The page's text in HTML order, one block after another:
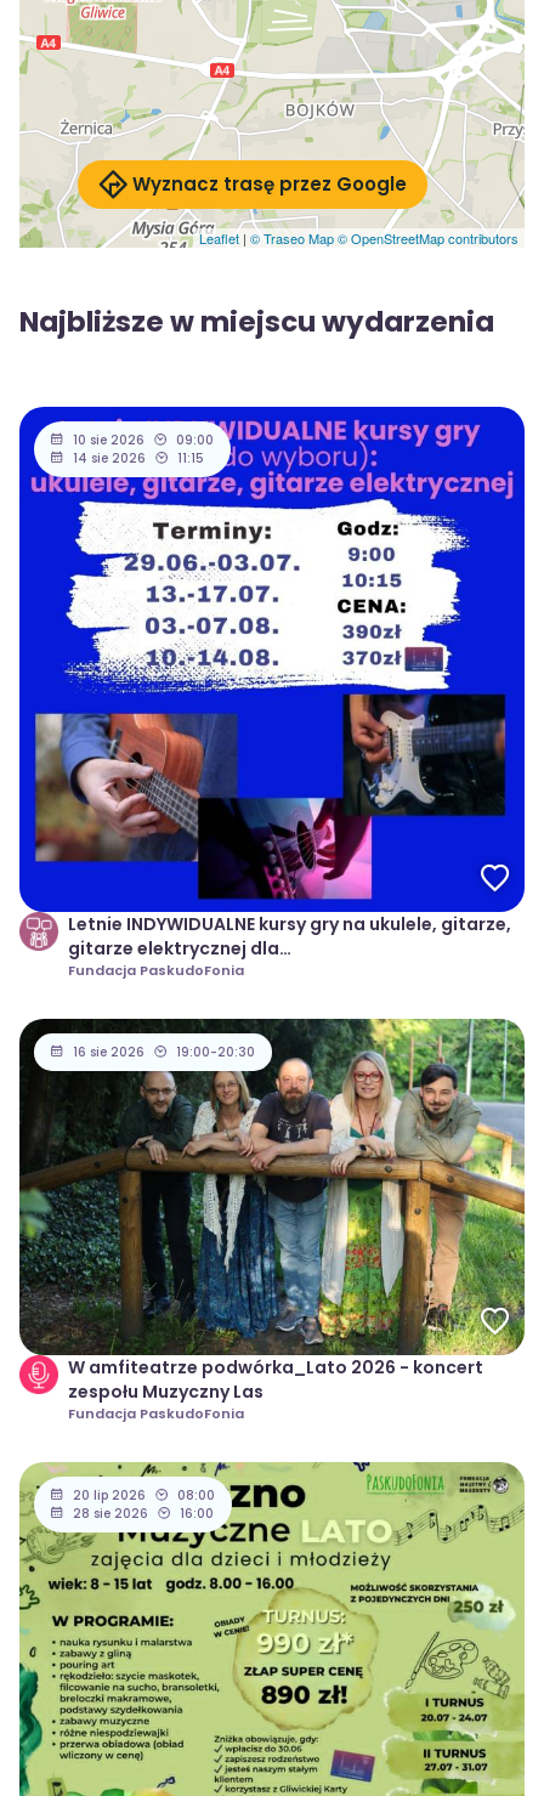
Leaflet | © Traseo Map© OpenStreetMap contributors
Wyznacz trasę przez Google
Najbliższe w miejscu wydarzenia
10 sie 2026
09:00
14 sie 2026
11:15
Letnie INDYWIDUALNE kursy gry na ukulele, gitarze,
gitarze elektrycznej dla
dzieci/młodzieży/dorosłych
Fundacja PaskudoFonia
16 sie 2026 19:00-20:30
W amfiteatrze podwórka_Lato 2026 - koncert
zespołu Muzyczny Las
Fundacja PaskudoFonia
20 lip 2026
08:00
28 sie 2026
16:00